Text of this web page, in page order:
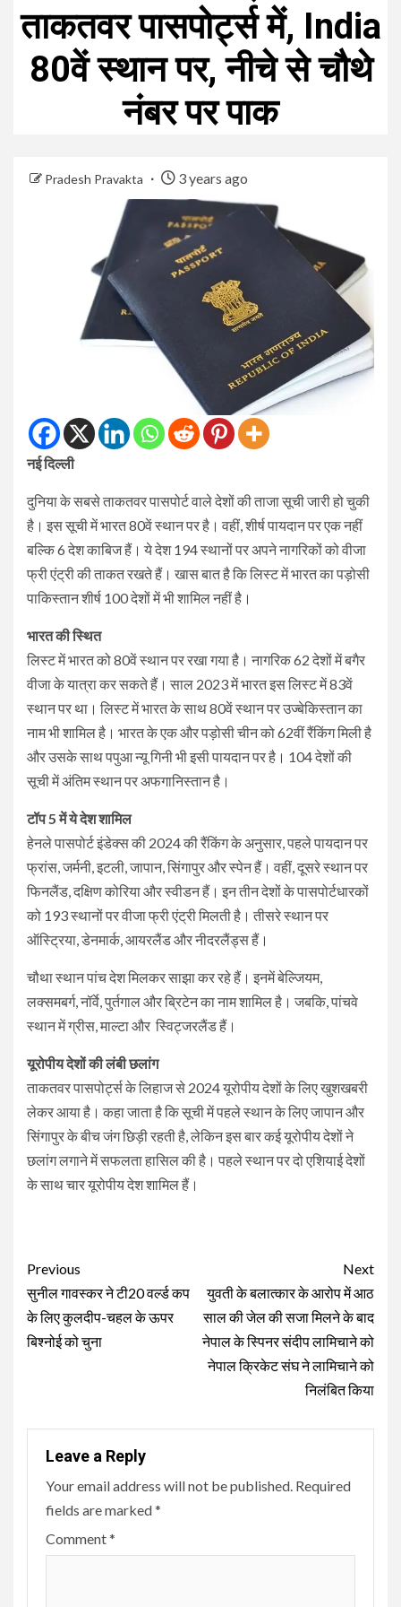
ताकतवर पासपोर्ट्स में, India
80वें स्थान पर, नीचे से चौथे
नंबर पर पाक
Pradesh Pravakta 3 years ago
नई दिल्ली
दुनिया के सबसे ताकतवर पासपोर्ट वाले देशों की ताजा सूची जारी हो चुकी
है। इस सूची में भारत 80वें स्थान पर है। वहीं, शीर्ष पायदान पर एक नहीं
बल्कि 6 देश काबिज हैं। ये देश 194 स्थानों पर अपने नागरिकों को वीजा
फ्री एंट्री की ताकत रखते हैं। खास बात है कि लिस्ट में भारत का पड़ोसी
पाकिस्तान शीर्ष 100 देशों में भी शामिल नहीं है।
भारत की स्थित
लिस्ट में भारत को 80वें स्थान पर रखा गया है। नागरिक 62 देशों में बगैर
वीजा के यात्रा कर सकते हैं। साल 2023 में भारत इस लिस्ट में 83वें
स्थान पर था। लिस्ट में भारत के साथ 80वें स्थान पर उज्बेकिस्तान का
नाम भी शामिल है। भारत के एक और पड़ोसी चीन को 62वीं रैंकिंग मिली है
और उसके साथ पपुआ न्यू गिनी भी इसी पायदान पर है। 104 देशों की
सूची में अंतिम स्थान पर अफगानिस्तान है।
टॉप 5 में ये देश शामिल
हेनले पासपोर्ट इंडेक्स की 2024 की रैंकिंग के अनुसार, पहले पायदान पर
फ्रांस, जर्मनी, इटली, जापान, सिंगापुर और स्पेन हैं। वहीं, दूसरे स्थान पर
फिनलैंड, दक्षिण कोरिया और स्वीडन हैं। इन तीन देशों के पासपोर्टधारकों
को 193 स्थानों पर वीजा फ्री एंट्री मिलती है। तीसरे स्थान पर
ऑस्ट्रिया, डेनमार्क, आयरलैंड और नीदरलैंड्स हैं।
चौथा स्थान पांच देश मिलकर साझा कर रहे हैं। इनमें बेल्जियम,
लक्समबर्ग, नॉर्वे, पुर्तगाल और ब्रिटेन का नाम शामिल है। जबकि, पांचवे
स्थान में ग्रीस, माल्टा और स्विट्जरलैंड हैं।
यूरोपीय देशों की लंबी छलांग
ताकतवर पासपोर्ट्स के लिहाज से 2024 यूरोपीय देशों के लिए खुशखबरी
लेकर आया है। कहा जाता है कि सूची में पहले स्थान के लिए जापान और
सिंगापुर के बीच जंग छिड़ी रहती है, लेकिन इस बार कई यूरोपीय देशों ने
छलांग लगाने में सफलता हासिल की है। पहले स्थान पर दो एशियाई देशों
के साथ चार यूरोपीय देश शामिल हैं।
Continue
Reading
Previous
सुनील गावस्कर ने टी20 वर्ल्ड कप
के लिए कुलदीप-चहल के ऊपर
बिश्नोई को चुना
Next
युवती के बलात्कार के आरोप में आठ
साल की जेल की सजा मिलने के बाद
नेपाल के स्पिनर संदीप लामिचाने को
नेपाल क्रिकेट संघ ने लामिचाने को
निलंबित किया
Leave a Reply
Your email address will not be published. Required
fields are marked*
Comment*